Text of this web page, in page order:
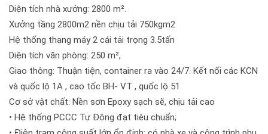
Diện tích nhà xưởng: 2800 m².
Xưởng tầng 2800m2 nền chịu tải 750kgm2
Hệ thống thang máy 2 cái tải trọng 3.5tấn
Diện tích văn phòng: 250 m²,
Giao thông: Thuận tiện, container ra vào 24/7. Kết nối các KCN
và quốc lộ 1A , cao tốc BH- VT , quốc lộ 51
Cơ sở vật chất: Nền sơn Epoxy sạch sẽ, chịu tải cao
• Hệ thống PCCC Tự Động đạt tiêu chuẩn;